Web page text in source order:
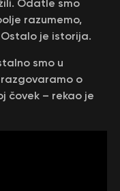
Odatle smo
razumemo,
je istorija.
smo u
o
čovek – rekao je